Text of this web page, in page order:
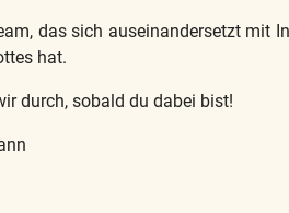
das sich auseinandersetzt mit
hat.
durch, sobald du dabei bist!